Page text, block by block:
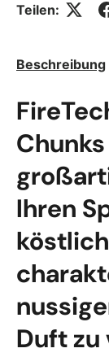
Teilen:
Beschreibung
Ihren
Duft zu